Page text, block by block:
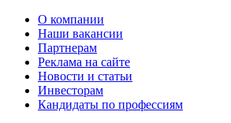
О компании
Наши вакансии
Партнерам
Реклама на сайте
Новости и статьи
Инвесторам
Кандидаты по профессиям